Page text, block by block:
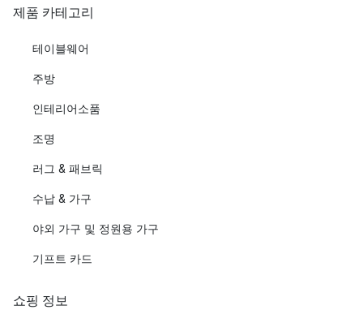
제품 카테고리
테이블웨어
주방
인테리어소품
조명
러그 & 패브릭
수납 & 가구
야외 가구 및 정원용 가구
기프트 카드
쇼핑 정보